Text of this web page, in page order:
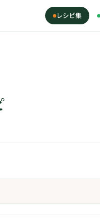
レシピ集